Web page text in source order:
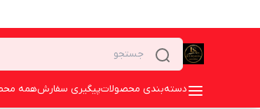
دسته‌بندی محصولاتپیگیری سفارشهمه